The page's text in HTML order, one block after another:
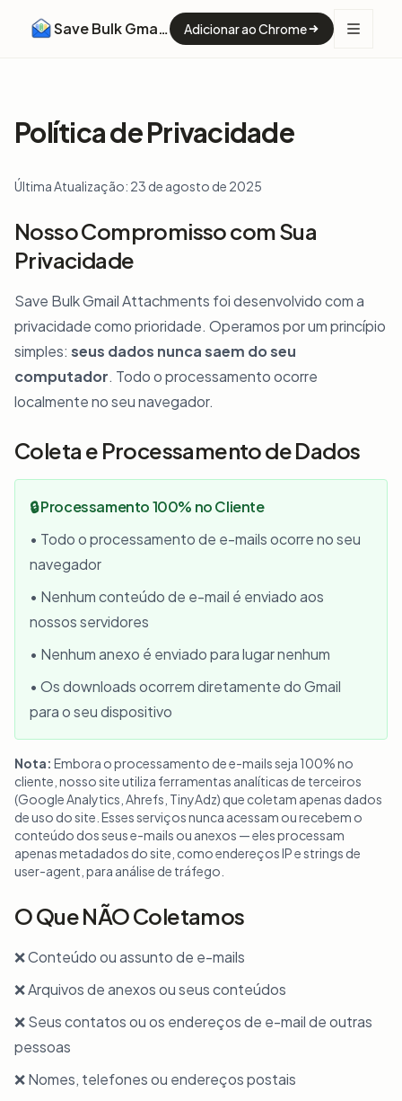
Save Bulk Gmail Attachments Adicionar ao Chrome
Política de Privacidade
Última Atualização: 23 de agosto de 2025
Nosso Compromisso com Sua
Privacidade
Save Bulk Gmail Attachments foi desenvolvido com a
privacidade como prioridade. Operamos por um princípio
simples: seus dados nunca saem do seu
computador. Todo o processamento ocorre
localmente no seu navegador.
Coleta e Processamento de Dados
🔒 Processamento 100% no Cliente
• Todo o processamento de e-mails ocorre no seu
navegador
• Nenhum conteúdo de e-mail é enviado aos
nossos servidores
• Nenhum anexo é enviado para lugar nenhum
• Os downloads ocorrem diretamente do Gmail
para o seu dispositivo
Nota: Embora o processamento de e-mails seja 100% no
cliente, nosso site utiliza ferramentas analíticas de terceiros
(Google Analytics, Ahrefs, TinyAdz) que coletam apenas dados
de uso do site. Esses serviços nunca acessam ou recebem o
conteúdo dos seus e-mails ou anexos — eles processam
apenas metadados do site, como endereços IP e strings de
user-agent, para análise de tráfego.
O Que NÃO Coletamos
❌ Conteúdo ou assunto de e-mails
❌ Arquivos de anexos ou seus conteúdos
❌ Seus contatos ou os endereços de e-mail de outras
pessoas
❌ Nomes, telefones ou endereços postais